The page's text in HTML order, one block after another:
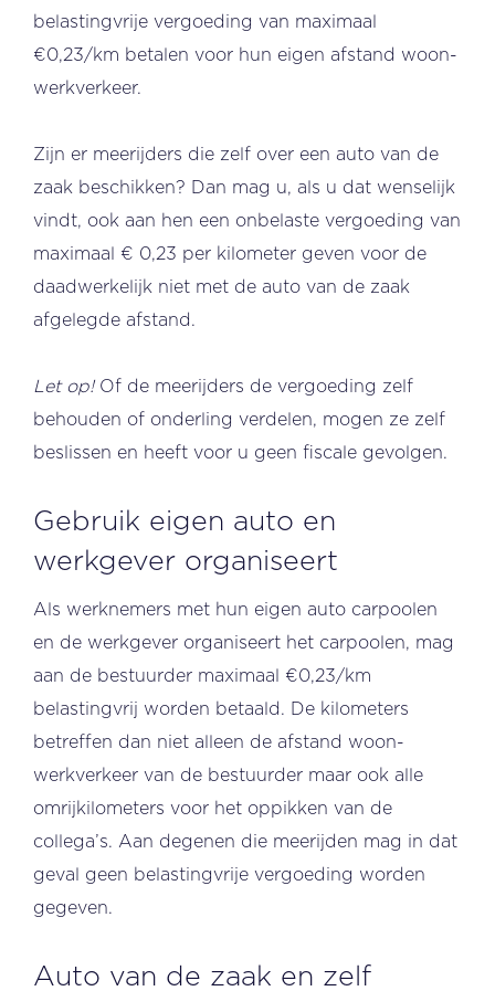
belastingvrije vergoeding van maximaal
€0,23/km betalen voor hun eigen afstand woon-
werkverkeer.
Zijn er meerijders die zelf over een auto van de
zaak beschikken? Dan mag u, als u dat wenselijk
vindt, ook aan hen een onbelaste vergoeding van
maximaal € 0,23 per kilometer geven voor de
daadwerkelijk niet met de auto van de zaak
afgelegde afstand.
Let op!Of de meerijders de vergoeding zelf
behouden of onderling verdelen, mogen ze zelf
beslissen en heeft voor u geen fiscale gevolgen.
Gebruik eigen auto en
werkgever organiseert
Als werknemers met hun eigen auto carpoolen
en de werkgever organiseert het carpoolen, mag
aan de bestuurder maximaal €0,23/km
belastingvrij worden betaald. De kilometers
betreffen dan niet alleen de afstand woon-
werkverkeer van de bestuurder maar ook alle
omrijkilometers voor het oppikken van de
collega’s. Aan degenen die meerijden mag in dat
geval geen belastingvrije vergoeding worden
gegeven.
Auto van de zaak en zelf